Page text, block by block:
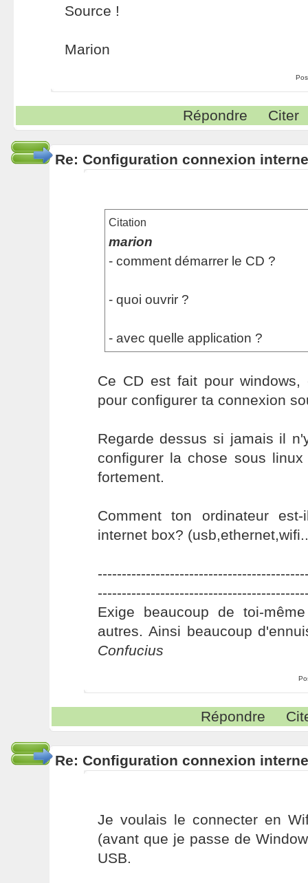
Source !
Marion
Répondre Citer
Re: Configuration connexion
Citation
marion
- comment démarrer le CD ?
- quoi ouvrir ?
- avec quelle application ?
Ce CD est fait pour
pour configurer ta connexion
Regarde dessus si jamais il
configurer la chose sous
fortement.
Comment ton ordinateur
internet box?
Exige beaucoup de toi-
autres. Ainsi beaucoup
Confucius
Répondre
Re: Configuration connexion
Je voulais le connecter en
(avant que je passe de
USB.